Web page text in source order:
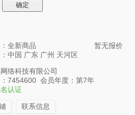
全新商品
中国 广东 广州 天河区
暂无报价
络科技有限公司
7454600 会员年度：第7年
认证
联系信息